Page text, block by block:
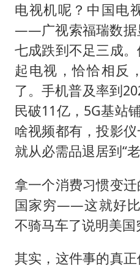
电视机呢？中国电
——广视索福瑞数据
七成跌到不足三成
起电视，恰恰相反
了。手机普及率到
民破11亿，5G基站
啥视频都有，投影
就从必需品退居到“
拿一个消费习惯变
国家穷——这就好比
不骑马车了说明美国
其实，这件事的真